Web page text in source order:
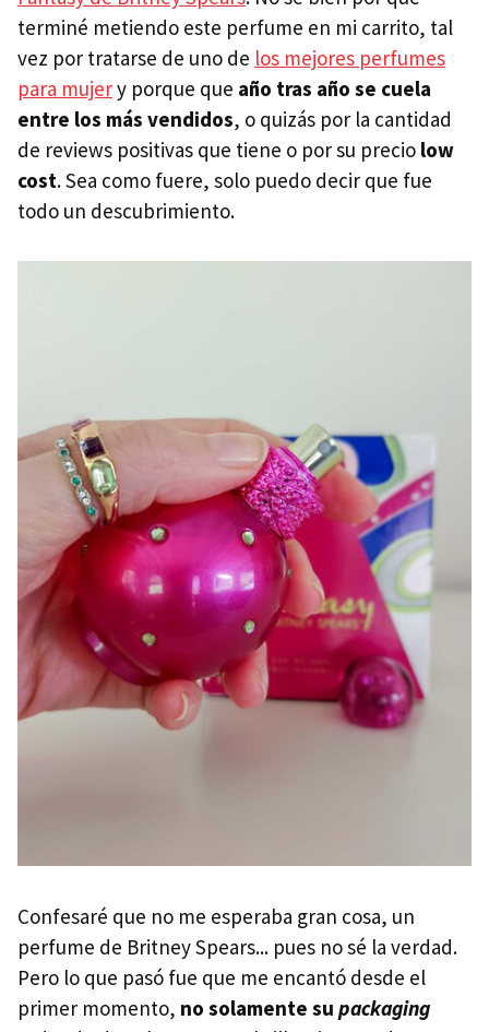
terminé metiendo este perfume en mi carrito, tal
vez por tratarse de uno de los mejores perfumes
para mujery porque que año tras año se cuela
entre los más vendidos, o quizás por la cantidad
de reviews positivas que tiene o por su precio low
cost. Sea como fuere, solo puedo decir que fue
todo un descubrimiento.
Confesaré que no me esperaba gran cosa, un
perfume de Britney Spears... pues no sé la verdad.
Pero lo que pasó fue que me encantó desde el
primer momento, no solamente su packaging